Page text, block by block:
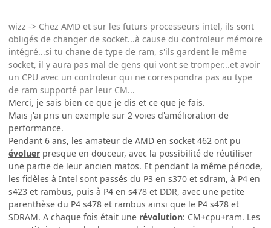
wizz -> Chez AMD et sur les futurs processeurs intel, ils sont
obligés de changer de socket...à cause du controleur mémoire
intégré...si tu chane de type de ram, s'ils gardent le même
socket, il y aura pas mal de gens qui vont se tromper...et avoir
un CPU avec un controleur qui ne correspondra pas au type
de ram supporté par leur CM...
Merci, je sais bien ce que je dis et ce que je fais.
Mais j'ai pris un exemple sur 2 voies d'amélioration de
performance.
Pendant 6 ans, les amateur de AMD en socket 462 ont pu
évoluer presque en douceur, avec la possibilité de réutiliser
une partie de leur ancien matos. Et pendant la même période,
les fidèles à Intel sont passés du P3 en s370 et sdram, à P4 en
s423 et rambus, puis à P4 en s478 et DDR, avec une petite
parenthèse du P4 s478 et rambus ainsi que le P4 s478 et
SDRAM. A chaque fois était une révolution: CM+cpu+ram. Les